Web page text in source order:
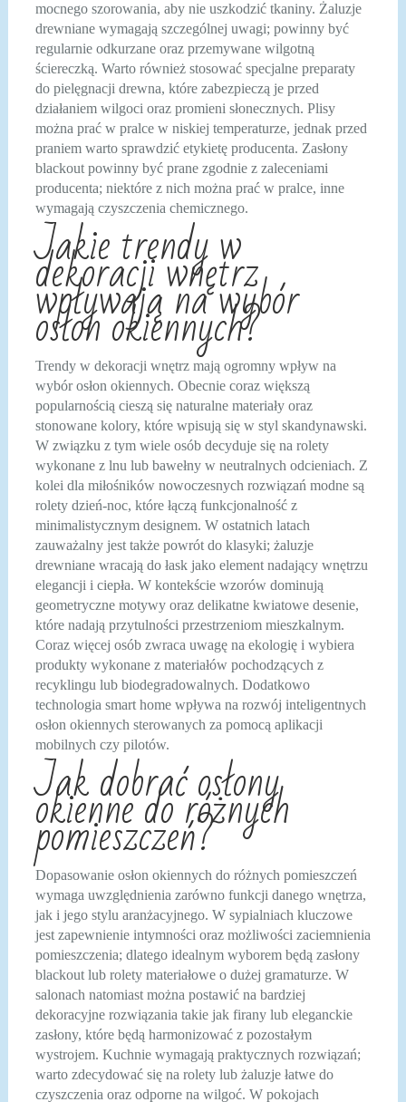
mocnego szorowania, aby nie uszkodzić tkaniny. Żaluzje
drewniane wymagają szczególnej uwagi; powinny być
regularnie odkurzane oraz przemywane wilgotną
ściereczką. Warto również stosować specjalne preparaty
do pielęgnacji drewna, które zabezpieczą je przed
działaniem wilgoci oraz promieni słonecznych. Plisy
można prać w pralce w niskiej temperaturze, jednak przed
praniem warto sprawdzić etykietę producenta. Zasłony
blackout powinny być prane zgodnie z zaleceniami
producenta; niektóre z nich można prać w pralce, inne
wymagają czyszczenia chemicznego.
Jakie trendy w
dekoracji wnętrz
wpływają na wybór
osłon okiennych?
Trendy w dekoracji wnętrz mają ogromny wpływ na
wybór osłon okiennych. Obecnie coraz większą
popularnością cieszą się naturalne materiały oraz
stonowane kolory, które wpisują się w styl skandynawski.
W związku z tym wiele osób decyduje się na rolety
wykonane z lnu lub bawełny w neutralnych odcieniach. Z
kolei dla miłośników nowoczesnych rozwiązań modne są
rolety dzień-noc, które łączą funkcjonalność z
minimalistycznym designem. W ostatnich latach
zauważalny jest także powrót do klasyki; żaluzje
drewniane wracają do łask jako element nadający wnętrzu
elegancji i ciepła. W kontekście wzorów dominują
geometryczne motywy oraz delikatne kwiatowe desenie,
które nadają przytulności przestrzeniom mieszkalnym.
Coraz więcej osób zwraca uwagę na ekologię i wybiera
produkty wykonane z materiałów pochodzących z
recyklingu lub biodegradowalnych. Dodatkowo
technologia smart home wpływa na rozwój inteligentnych
osłon okiennych sterowanych za pomocą aplikacji
mobilnych czy pilotów.
Jak dobrać osłony
okienne do różnych
pomieszczeń?
Dopasowanie osłon okiennych do różnych pomieszczeń
wymaga uwzględnienia zarówno funkcji danego wnętrza,
jak i jego stylu aranżacyjnego. W sypialniach kluczowe
jest zapewnienie intymności oraz możliwości zaciemnienia
pomieszczenia; dlatego idealnym wyborem będą zasłony
blackout lub rolety materiałowe o dużej gramaturze. W
salonach natomiast można postawić na bardziej
dekoracyjne rozwiązania takie jak firany lub eleganckie
zasłony, które będą harmonizować z pozostałym
wystrojem. Kuchnie wymagają praktycznych rozwiązań;
warto zdecydować się na rolety lub żaluzje łatwe do
czyszczenia oraz odporne na wilgoć. W pokojach